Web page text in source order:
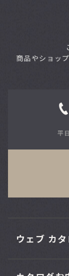
商品やショッ
平
ウェブ カ